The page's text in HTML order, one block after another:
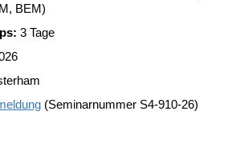
BEM)
3 Tage
(Seminarnummer S4-910-26)